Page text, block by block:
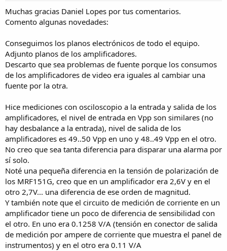
Muchas gracias Daniel Lopes por tus comentarios.
Comento algunas novedades:
Conseguimos los planos electrónicos de todo el equipo.
Adjunto planos de los amplificadores.
Descarto que sea problemas de fuente porque los consumos
de los amplificadores de video era iguales al cambiar una
fuente por la otra.
Hice mediciones con osciloscopio a la entrada y salida de los
amplificadores, el nivel de entrada en Vpp son similares (no
hay desbalance a la entrada), nivel de salida de los
amplificadores es 49..50 Vpp en uno y 48..49 Vpp en el otro.
No creo que sea tanta diferencia para disparar una alarma por
sí solo.
Noté una pequeña diferencia en la tensión de polarización de
los MRF151G, creo que en un amplificador era 2,6V y en el
otro 2,7V... una diferencia de ese orden de magnitud.
Y también note que el circuito de medición de corriente en un
amplificador tiene un poco de diferencia de sensibilidad con
el otro. En uno era 0.1258 V/A (tensión en conector de salida
de medición por ampere de corriente que muestra el panel de
instrumentos) y en el otro era 0.11 V/A